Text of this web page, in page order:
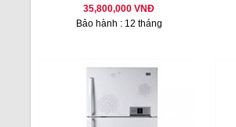
35,800,000 VNĐ
Bảo hành : 12 tháng